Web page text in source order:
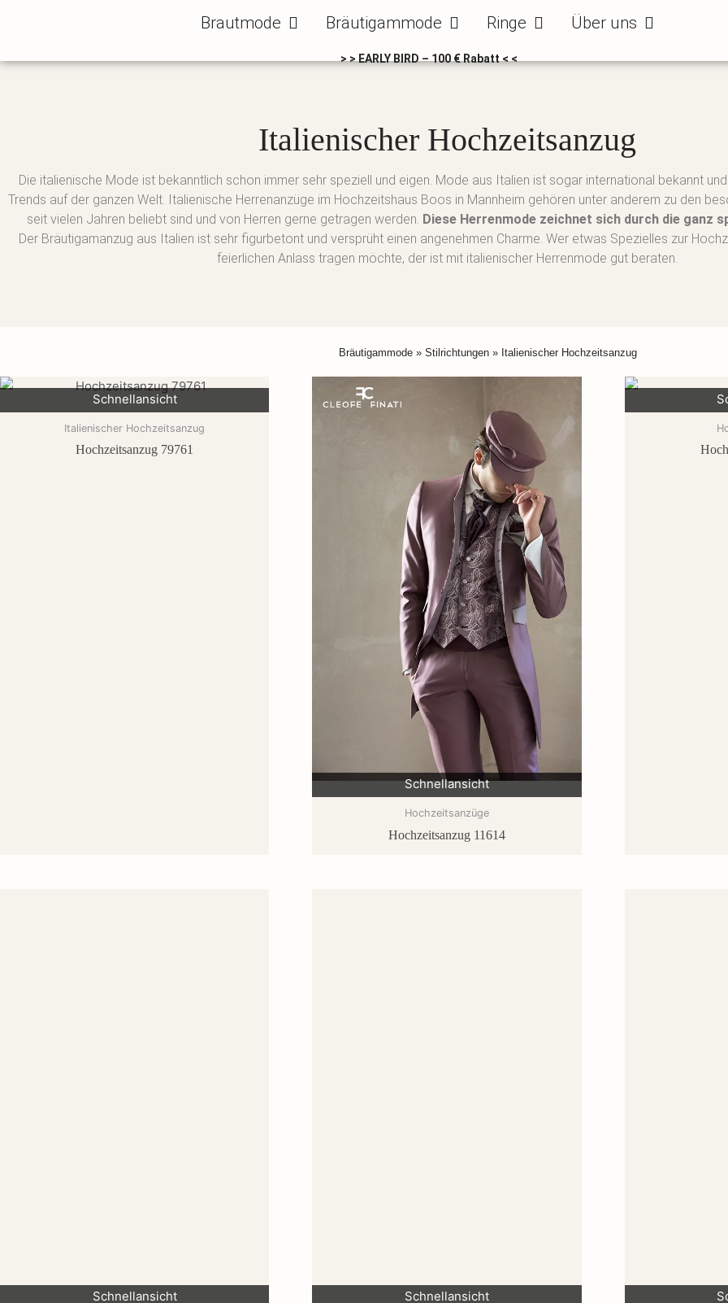
Brautmode Öffne Brautmode
Bräutigammode Öffne Bräutigammode
Ringe Öffne RingeÜber uns Öffne Über uns
> > EARLY BIRD – 100 € Rabatt < <
Italienischer Hochzeitsanzug
Die italienische Mode ist bekanntlich schon immer sehr speziell und eigen. Mode aus Italien ist sogar international bekannt
Trends auf der ganzen Welt. Italienische Herrenanzüge im Hochzeitshaus Boos in Mannheim gehören unter anderem zu den
seit vielen Jahren beliebt sind und von Herren gerne getragen werden. Diese Herrenmode zeichnet sich durch die ganz
Der Bräutigamanzug aus Italien ist sehr figurbetont und versprüht einen angenehmen Charme. Wer etwas Spezielles zur
feierlichen Anlass tragen möchte, der ist mit italienischer Herrenmode gut beraten.
Bräutigammode» Stilrichtungen» Italienischer Hochzeitsanzug
Schnellansicht
Italienischer Hochzeitsanzug
Hochzeitsanzug 79761
Schnellansicht
Hochzeitsanzüge
Hochzeitsanzug 11614
Schnellansicht Schnellansicht